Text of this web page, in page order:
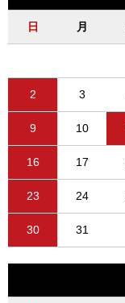
日 月
2 3
9 10
16 17
23 24
30 31